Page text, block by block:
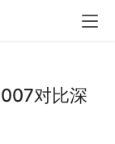
对比深